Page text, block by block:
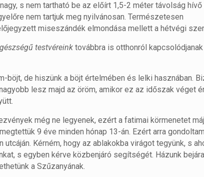
s nem tartható be az előírt 1,5-2 méter távolság
nem tartjuk meg nyilvánosan. Természetesen
miseszándék elmondása mellett a hétvégi
testvéreink továbbra is otthonról
böjt, de hiszünk a böjt értelmében és lelki hasznában.
lesz majd az öröm, amikor ez az időszak véget
még ne legyenek, ezért a fatimai körmenetet
9 éve minden hónap 13-án. Ezért arra
Kérném, hogy az ablakokba virágot tegyünk, s
s egyben kérve közbenjáró segítségét. Házunk
a Szűzanyának.